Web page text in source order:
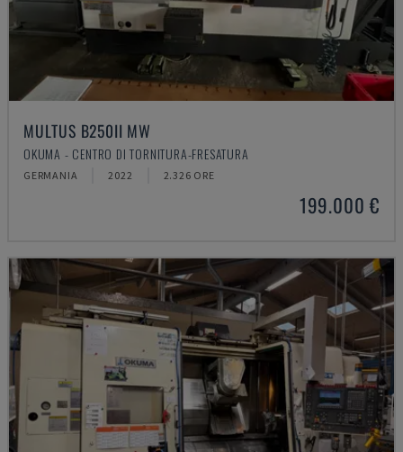
MULTUS B250II MW
OKUMA - CENTRO DI TORNITURA-FRESATURA
GERMANIA 2022 2.326 ORE
199.000 €